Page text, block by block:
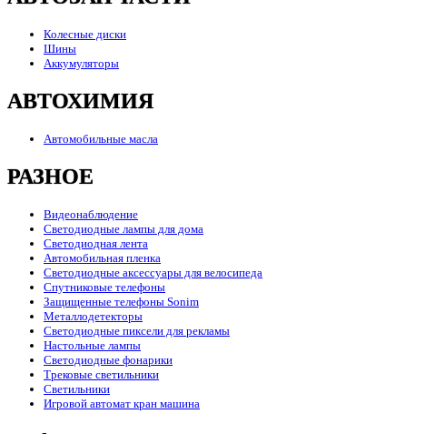
Колесные диски
Шины
Аккумуляторы
АВТОХИМИЯ
Автомобильные масла
РАЗНОЕ
Видеонаблюдение
Светодиодные лампы для дома
Светодиодная лента
Автомобильная пленка
Светодиодные аксессуары для велосипеда
Спутниковые телефоны
Защищенные телефоны Sonim
Металлодетекторы
Светодиодные пиксели для рекламы
Настольные лампы
Светодиодные фонарики
Трековые светильники
Светильники
Игровой автомат кран машина